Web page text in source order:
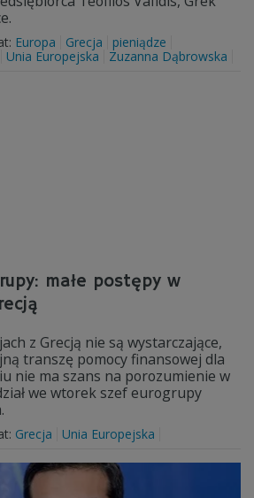
Europa Grecja
pieniądze
Unia Europejska Zuzanna Dąbrowska
małe postępy w
z Grecją nie są wystarczające,
transzę pomocy finansowej dla
nie ma szans na porozumienie w
we wtorek szef eurogrupy
Grecja Unia Europejska